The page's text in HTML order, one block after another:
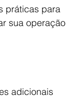
práticas para
sua operação
adicionais